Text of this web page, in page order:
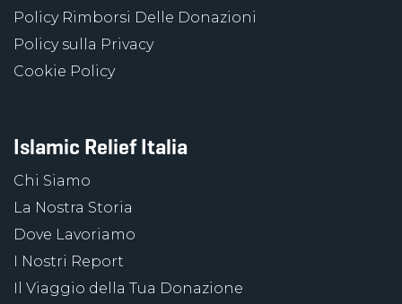
Policy Rimborsi Delle Donazioni
Policy sulla Privacy
Cookie Policy
Islamic Relief Italia
Chi Siamo
La Nostra Storia
Dove Lavoriamo
I Nostri Report
Il Viaggio della Tua Donazione